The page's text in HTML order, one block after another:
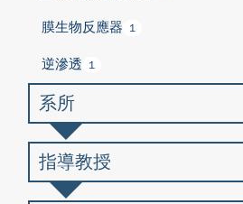
膜生物反應器 1
逆滲透 1
系所
指導教授